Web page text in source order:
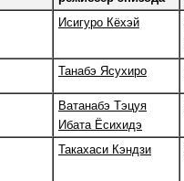
Исигуро Кёхэй
Танабэ Ясухиро
Ватанабэ Тэцуя
Ибата Ёсихидэ
Такахаси Кэндзи